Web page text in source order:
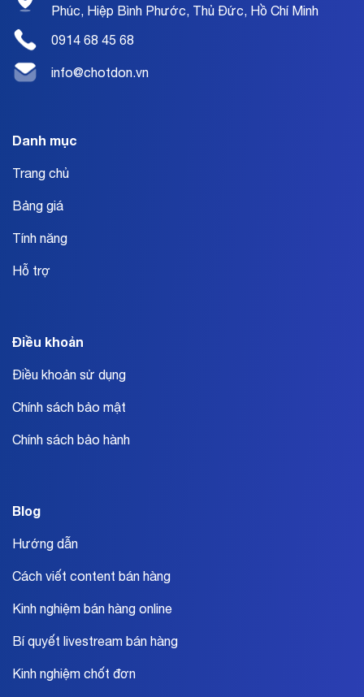
Phúc, Hiệp Bình Phước, Thủ Đức, Hồ Chí Minh
0914 68 45 68
info@chotdon.vn
Danh mục
Trang chủ
Bảng giá
Tính năng
Hỗ trợ
Điều khoản
Điều khoản sử dụng
Chính sách bảo mật
Chính sách bảo hành
Blog
Hướng dẫn
Cách viết content bán hàng
Kinh nghiệm bán hàng online
Bí quyết livestream bán hàng
Kinh nghiệm chốt đơn